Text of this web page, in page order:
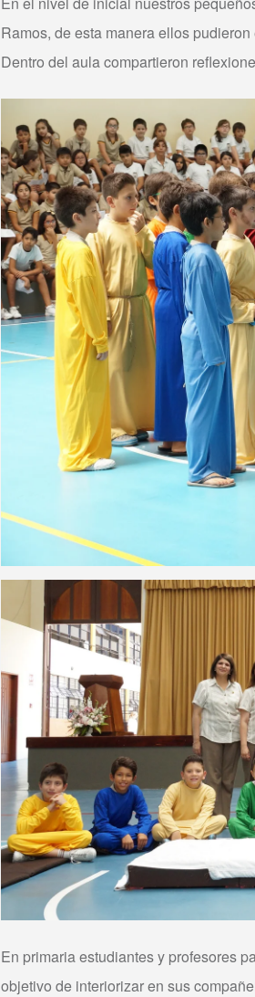
Ramos, de esta manera ellos
Dentro del aula compartieron
En primaria estudiantes y profesores
objetivo de interiorizar en sus